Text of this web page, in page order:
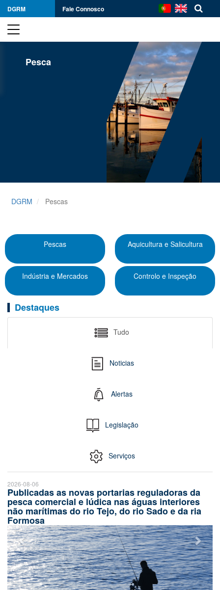
DGRM Fale Connosco
Pesca
DGRM Pescas
Pescas Aquicultura e Salicultura
Indústria e Mercados Controlo e Inspeção
Destaques
Tudo
Noticias
Alertas
Legislação
Serviços
2026-08-06
Publicadas as novas portarias reguladoras da
pesca comercial e lúdica nas águas interiores
não marítimas do rio Tejo, do rio Sado e da ria
Formosa